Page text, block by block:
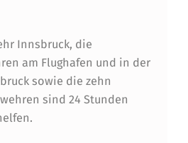
Innsbruck, die
am Flughafen und in der
sowie die zehn
sind 24 Stunden